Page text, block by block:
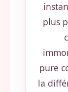
plus
pure
la